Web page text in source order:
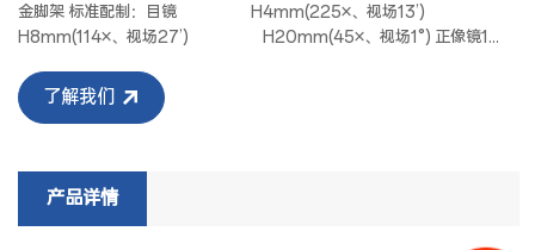
金脚架 标准配制：目镜 H4mm(225×、视场13’)
H8mm(114×、视场27’) H20mm(45×、视场1°) 正像镜1...
了解我们
产品详情